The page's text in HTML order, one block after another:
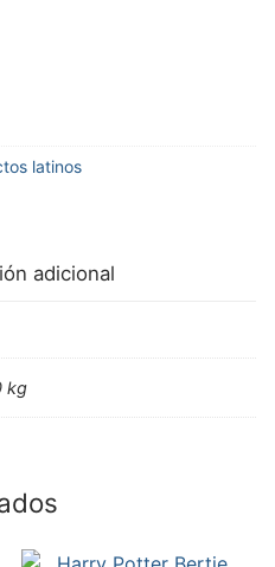
latinos
adicional
kg